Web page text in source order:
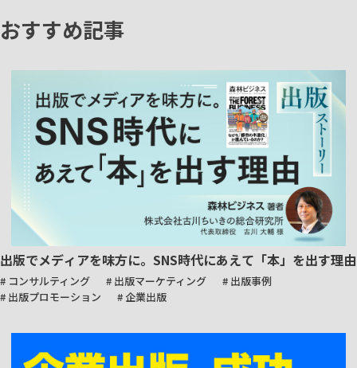
おすすめ記事
出版でメディアを味方に。SNS時代にあえて「本」を出す理由
# コンサルティング # 出版マーケティング
# 出版事例
# 出版プロモーション
# 企業出版